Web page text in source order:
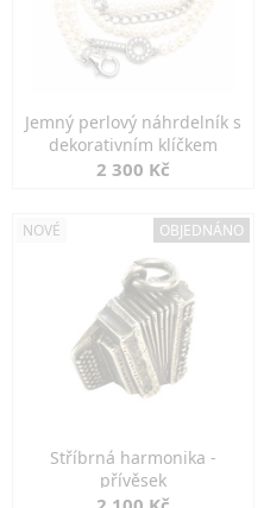
Jemný perlový náhrdelník s
dekorativním klíčkem
2 300 Kč
NOVÉ OBJEDNÁNO
Stříbrná harmonika -
přívěsek